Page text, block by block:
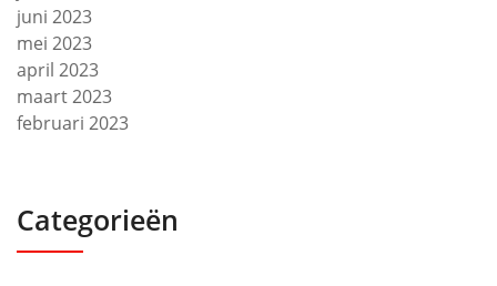
juni 2023
mei 2023
april 2023
maart 2023
februari 2023
Categorieën